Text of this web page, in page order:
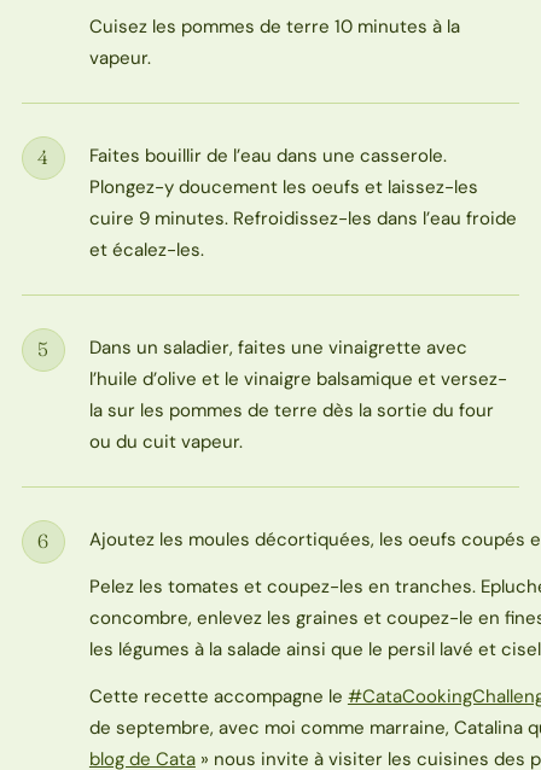
Cuisez les pommes de terre 10 minutes à la
vapeur.
Étape
4
Faites bouillir de l’eau dans une casserole.
Plongez-y doucement les oeufs et laissez-les
cuire 9 minutes. Refroidissez-les dans l’eau froide
et écalez-les.
Étape
5
Dans un saladier, faites une vinaigrette avec
l’huile d’olive et le vinaigre balsamique et versez-
la sur les pommes de terre dès la sortie du four
ou du cuit vapeur.
Étape
6
Ajoutez les moules décortiquées, les oeufs coupés
Pelez les tomates et coupez-les en tranches.
concombre, enlevez les graines et coupez-le en
les légumes à la salade ainsi que le persil lavé et
Cette recette accompagne le
de septembre, avec moi comme marraine, Catalina
blog de Cata» nous invite à visiter les cuisines des